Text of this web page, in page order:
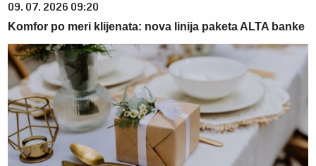
09. 07. 2026 09:20
Komfor po meri klijenata: nova linija paketa ALTA banke